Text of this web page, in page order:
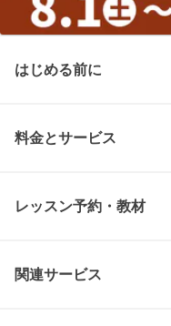
はじめる前に
料金とサービス
レッスン予約・教材
関連サービス